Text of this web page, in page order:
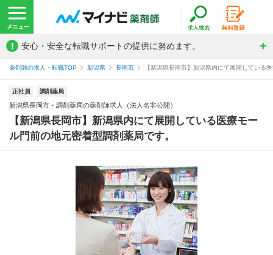
! 安心・安全な転職サポートの提供に努めます。
薬剤師の求人・転職TOP 新潟県 長岡市 【新潟県長岡市】新潟県内にて展開している
正社員 調剤薬局
新潟県長岡市・調剤薬局の薬剤師求人（法人名非公開）
【新潟県長岡市】新潟県内にて展開している医療モー
ル門前の地元密着型調剤薬局です。